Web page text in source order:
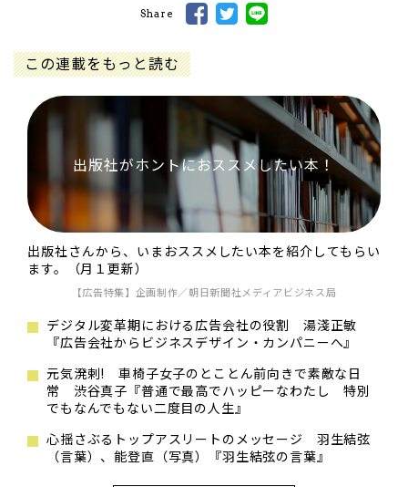
Share
この連載をもっと読む
出版社がホントにおススメしたい本！
出版社さんから、いまおススメしたい本を紹介してもらい
ます。（月１更新）
【広告特集】企画制作／朝日新聞社メディアビジネス局
デジタル変革期における広告会社の役割 湯淺正敏
『広告会社からビジネスデザイン・カンパニーへ』
元気溌剌! 車椅子女子のとことん前向きで素敵な日
常 渋谷真子『普通で最高でハッピーなわたし 特別
でもなんでもない二度目の人生』
心揺さぶるトップアスリートのメッセージ 羽生結弦
（言葉）、能登直（写真）『羽生結弦の言葉』